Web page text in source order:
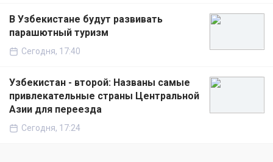
В Узбекистане будут развивать
парашютный туризм
Сегодня, 17:40
Узбекистан - второй: Названы самые
привлекательные страны Центральной
Азии для переезда
Сегодня, 17:24